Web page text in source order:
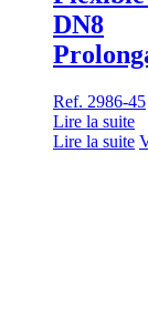
DN8
Ref. 2986-45
Lire la suite
Lire la suite